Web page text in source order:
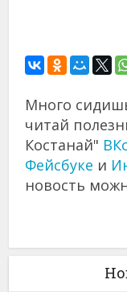
Много
читай
Костанай"
Фейсбуке и
новость